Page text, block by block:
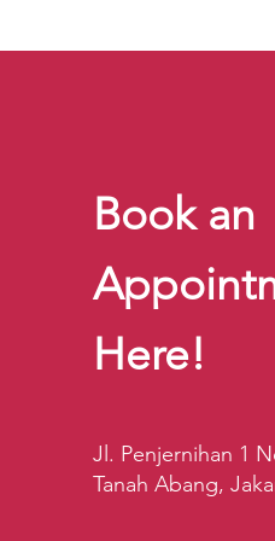
Book an
Here!
Jl. Penjernihan 1
Tanah Abang,